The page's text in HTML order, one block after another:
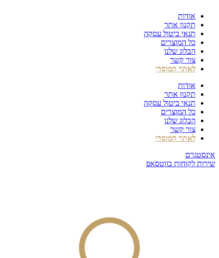
לתוכן
אודות
תקנון אתר
תנאי ביטול עסקה
כל המוצרים
הבלוג שלנו
צור קשר
לאתר המוסדי
אודות
תקנון אתר
תנאי ביטול עסקה
כל המוצרים
הבלוג שלנו
צור קשר
לאתר המוסדי
אינסטגרם
שירות לקוחות בווטסאפ